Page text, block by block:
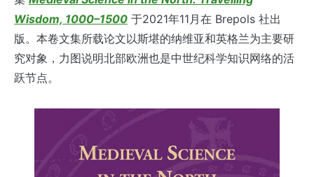
Wisdom, 1000–1500 于2021年11月在 Brepols 社出
版。本卷文集所载论文以斯堪的纳维亚和英格兰为主要研
究对象，力图说明北部欧洲也是中世纪科学知识网络的活
跃节点。